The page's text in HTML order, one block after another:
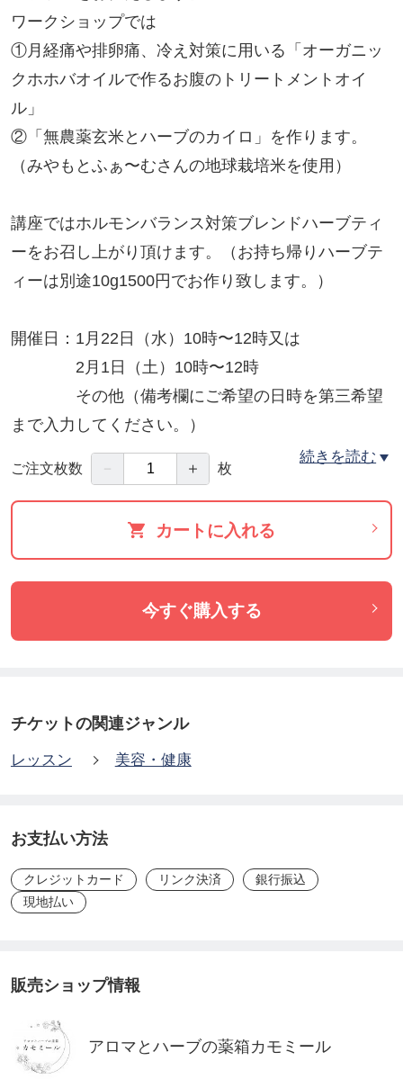
ワークショップでは
①月経痛や排卵痛、冷え対策に用いる「オーガニッ
クホホバオイルで作るお腹のトリートメントオイ
ル」
②「無農薬玄米とハーブのカイロ」を作ります。
（みやもとふぁ〜むさんの地球栽培米を使用）
講座ではホルモンバランス対策ブレンドハーブティ
ーをお召し上がり頂けます。（お持ち帰りハーブテ
ィーは別途10g1500円でお作り致します。）
開催日：1月22日（水）10時〜12時又は
2月1日（土）10時〜12時
その他（備考欄にご希望の日時を第三希望
まで入力してください。）
ご都合良い日程をプルダウンよりお選びください。
場所：アロマとハーブの薬箱カモミール
住所：旭川市神楽岡16条３丁目3-2
herbnokusuribako@gmail.com
フィトセラピスト（植物療法士）
AEAJ認定アロマテラピーインストラクター
JAMHA認定メディカルハーブコーディネーター
JAMHA認定ハーブ＆ライフコーディネーター
JAMHA認定シニアハーバルセラピスト
メディカルハーブの事典（100種の基本データ）解
説講座修了
続きを読む
ご注文枚数 － ＋ 枚
カートに入れる
今すぐ購入する
チケットの関連ジャンル
レッスン 美容・健康
お支払い方法
クレジットカード リンク決済
銀行振込
現地払い
販売ショップ情報
アロマとハーブの薬箱カモミール